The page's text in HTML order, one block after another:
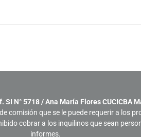
N° 5718 / Ana María Flores CUCICBA
comisión que se le puede requerir a los
cobrar a los inquilinos que sean
informes.